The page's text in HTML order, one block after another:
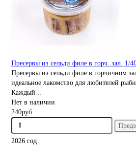
Пресервы из сельди филе в горч. зал. 1/
Пресервы из сельди филе в горчичном
идеальное лакомство для любителей
Каждый ..
Нет в наличии
240руб.
2026 год